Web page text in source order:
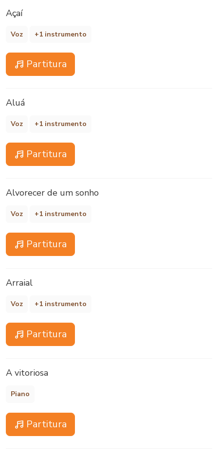
Açaí
Voz +1 instrumento
Partitura
Aluá
Voz +1 instrumento
Partitura
Alvorecer de um sonho
Voz +1 instrumento
Partitura
Arraial
Voz +1 instrumento
Partitura
A vitoriosa
Piano
Partitura